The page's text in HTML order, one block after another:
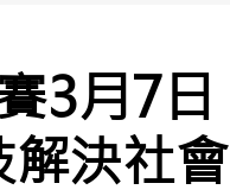
3月7日
決社會